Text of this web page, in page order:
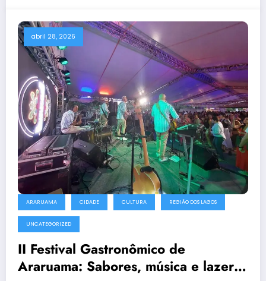
abril 28, 2026
ARARUAMA CIDADE CULTURA REGIÃO DOS LAGOS
UNCATEGORIZED
II Festival Gastronômico de
Araruama: Sabores, música e lazer